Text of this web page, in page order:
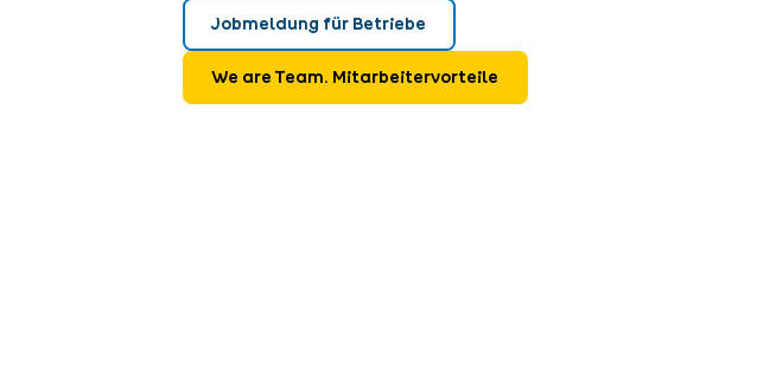
Jobmeldung für Betriebe
We are Team. Mitarbeitervorteile